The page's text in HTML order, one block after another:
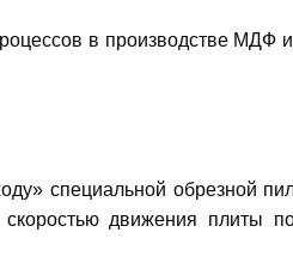
в производстве
специальной обрезной
движения плиты